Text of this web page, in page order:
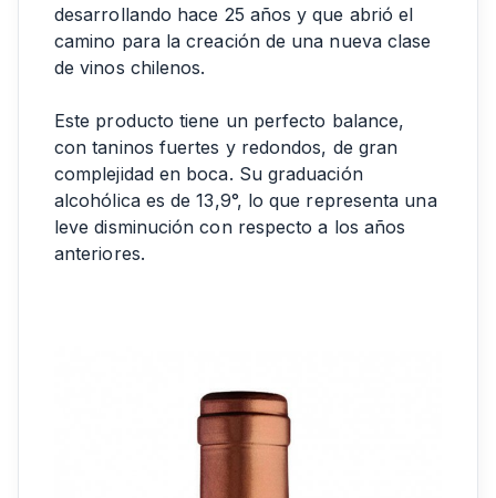
desarrollando hace 25 años y que abrió el
camino para la creación de una nueva clase
de vinos chilenos.
Este producto tiene un perfecto balance,
con taninos fuertes y redondos, de gran
complejidad en boca. Su graduación
alcohólica es de 13,9°, lo que representa una
leve disminución con respecto a los años
anteriores.